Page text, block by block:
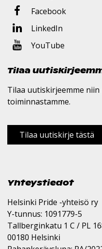
Facebook
LinkedIn
YouTube
Tilaa
Tilaa uutiskirjeemme niin
toiminnastamme.
Tilaa uutiskirje tästä
Yhteystiedot
Helsinki Pride -yhteisö ry
Y-tunnus: 1091779-5
Tallberginkatu 1 C / PL
00180 Helsinki